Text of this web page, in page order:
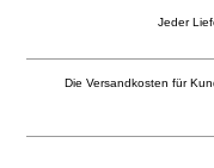
Jeder
Die Versandkosten für